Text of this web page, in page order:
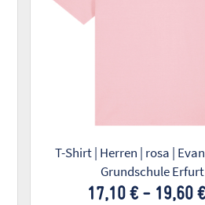
T-Shirt | Herren | rosa |
Grundschule Erfurt
17,10 € - 19,60 €